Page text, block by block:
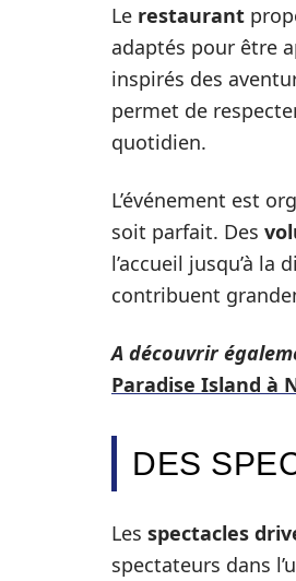
Le restaurant
adaptés pour être
inspirés des
permet de
quotidien.
L’événement est
soit parfait. Des
l’accueil jusqu’à
contribuent
A découvrir
Paradise Island à
DES
Les spectacles
spectateurs dans